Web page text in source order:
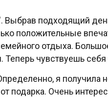
Выбрав подходящий
положительные
отдыха.
Теперь чувствуешь
я получила
подарка. Очень